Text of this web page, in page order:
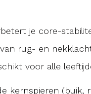
je core-
rug- en
voor alle
kernspieren (buik,